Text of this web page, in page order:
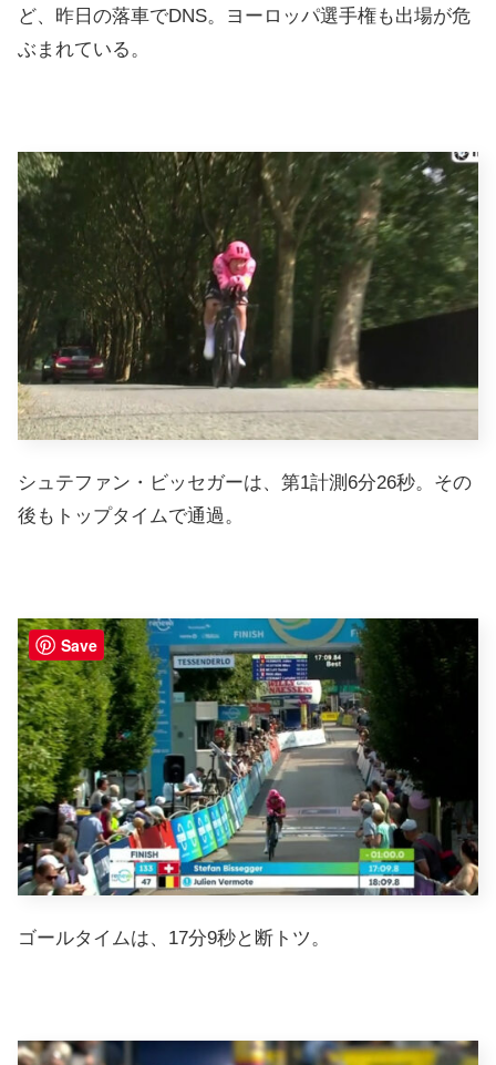
ど、昨日の落車でDNS。ヨーロッパ選手権も出場が危
ぶまれている。
シュテファン・ビッセガーは、第1計測6分26秒。その
後もトップタイムで通過。
ゴールタイムは、17分9秒と断トツ。
Save